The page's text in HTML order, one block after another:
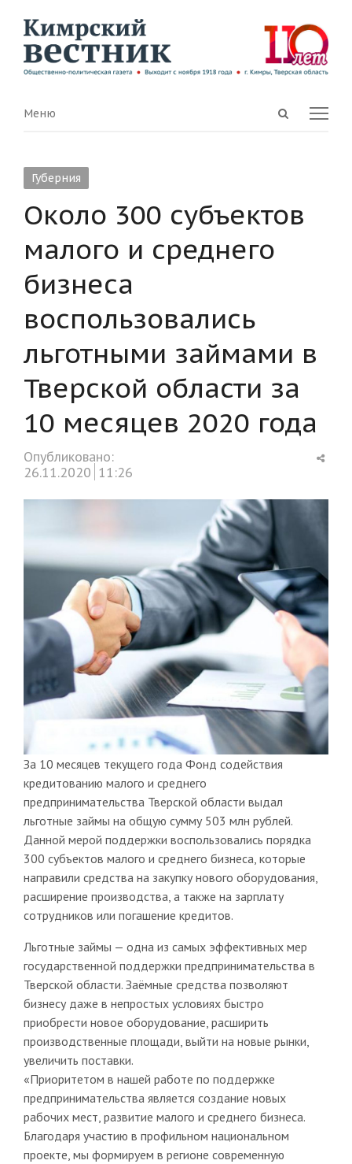
Open
Menu
Меню
Губерния
Около 300 субъектов
малого и среднего
бизнеса
воспользовались
льготными займами в
Тверской области за
10 месяцев 2020 года
Опубликовано:
26.11.2020 11:26
За 10 месяцев текущего года Фонд содействия
кредитованию малого и среднего
предпринимательства Тверской области выдал
льготные займы на общую сумму 503 млн рублей.
Данной мерой поддержки воспользовались порядка
300 субъектов малого и среднего бизнеса, которые
направили средства на закупку нового оборудования,
расширение производства, а также на зарплату
сотрудников или погашение кредитов.
Льготные займы — одна из самых эффективных мер
государственной поддержки предпринимательства в
Тверской области. Заёмные средства позволяют
бизнесу даже в непростых условиях быстро
приобрести новое оборудование, расширить
производственные площади, выйти на новые рынки,
увеличить поставки.
«Приоритетом в нашей работе по поддержке
предпринимательства является создание новых
рабочих мест, развитие малого и среднего бизнеса.
Благодаря участию в профильном национальном
проекте, мы формируем в регионе современную